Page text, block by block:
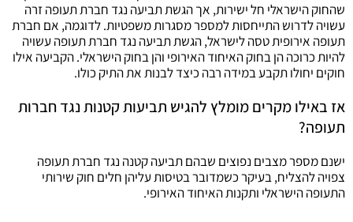
שהחוק הישראלי חל ישירות, אך הגשת תביעה נגד חברת תעופה זרה
עשויה לדרוש התייחסות למספר מסגרות משפטיות. לדוגמה, אם חברת
תעופה אירופית טסה לישראל, הגשת תביעה נגד חברת תעופה עשויה
להיות כרוכה הן בחוק האיחוד האירופי והן בחוק הישראלי. הקביעה אילו
חוקים יחולו תקבע במידה רבה כיצד לבנות את התיק כולו.
אז באילו מקרים מומלץ להגיש תביעות קטנות נגד חברות
תעופה?
ישנם מספר מצבים נפוצים שבהם תביעה קטנה נגד חברת תעופה
צפויה להצליח, בעיקר כשמדובר בטיסות עליהן חלים חוק שירותי
התעופה הישראלי ותקנות האיחוד האירופי.